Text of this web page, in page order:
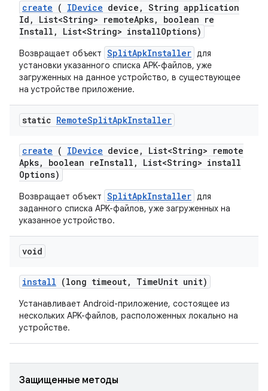
create ( IDevice device , String application
Id , List<String> remoteApks,
boolean re
Install , List<String> installOptions)
Возвращает объект SplitApkInstaller для
установки указанного списка APK-файлов, уже
загруженных на данное устройство, в существующее
на устройстве приложение.
static RemoteSplitApkInstaller
create ( IDevice device ,
List<String> remote
Apks, boolean reInstall ,
List<String> install
Options)
Возвращает объект SplitApkInstaller для
заданного списка APK-файлов, уже загруженных на
указанное устройство.
void
install (long timeout, TimeUnit unit)
Устанавливает Android-приложение, состоящее из
нескольких APK-файлов, расположенных локально на
устройстве.
Защищенные методы